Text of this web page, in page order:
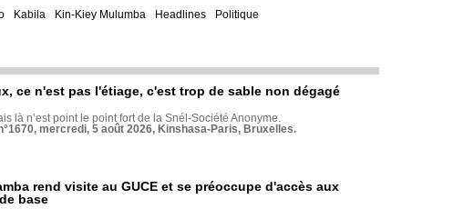
Kabila Kin-Kiey Mulumba Headlines Politique
ce n'est pas l'étiage, c'est trop de sable non dégagé
là n’est point le point fort de la Snél-Société Anonyme.
mercredi, 5 août 2026, Kinshasa-Paris, Bruxelles.
rend visite au GUCE et se préoccupe d'accès aux
base